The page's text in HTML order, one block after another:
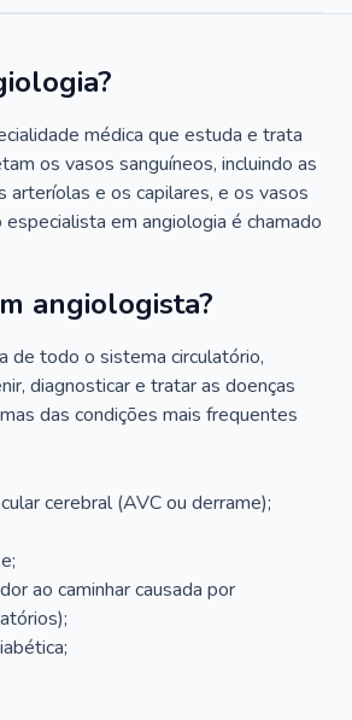
médica que estuda e trata
os vasos sanguíneos, incluindo as
arteríolas e os capilares, e os vasos
em angiologia é chamado
angiologista?
de todo o sistema circulatório,
diagnosticar e tratar as doenças
das condições mais frequentes
cerebral (AVC ou derrame);
ao caminhar causada por